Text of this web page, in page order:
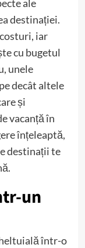
ale
destinației.
iar
cu bugetul
unele
decât altele
și
vacanță în
înțeleaptă,
destinații te
un
într-o